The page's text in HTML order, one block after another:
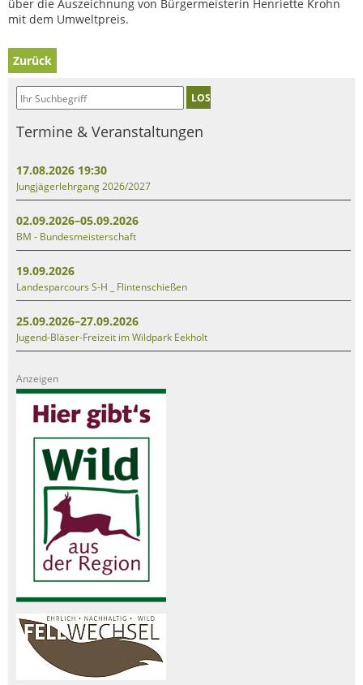
über die Auszeichnung von Bürgermeisterin Henriette Krohn
mit dem Umweltpreis.
Zurück
LOS
Termine & Veranstaltungen
17.08.2026 19:30
Jungjägerlehrgang 2026/2027
02.09.2026–05.09.2026
BM - Bundesmeisterschaft
19.09.2026
Landesparcours S-H _ Flintenschießen
25.09.2026–27.09.2026
Jugend-Bläser-Freizeit im Wildpark Eekholt
Anzeigen